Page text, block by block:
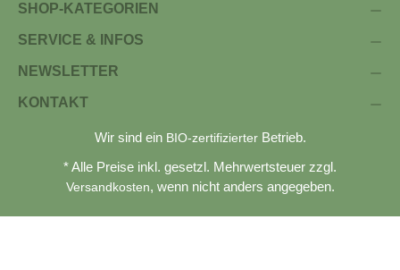
SHOP-KATEGORIEN
SERVICE & INFOS
NEWSLETTER
KONTAKT
Wir sind ein BIO-zertifizierterBetrieb.
* Alle Preise inkl. gesetzl. Mehrwertsteuer zzgl.
Versandkosten, wenn nicht anders angegeben.